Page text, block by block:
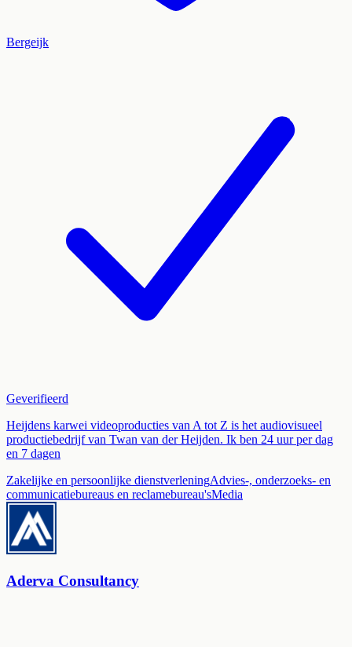
Bergeijk
Geverifieerd
Heijdens karwei videoproducties van A tot Z is het audiovisueel
productiebedrijf van Twan van der Heijden. Ik ben 24 uur per dag
en 7 dagen
Zakelijke en persoonlijke dienstverleningAdvies-, onderzoeks- en
communicatiebureaus en reclamebureau'sMedia
Aderva Consultancy